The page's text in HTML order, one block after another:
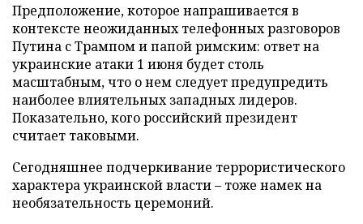
Предположение, которое напрашивается в
контексте неожиданных телефонных разговоров
Путина с Трампом и папой римским: ответ на
украинские атаки 1 июня будет столь
масштабным, что о нем следует предупредить
наиболее влиятельных западных лидеров.
Показательно, кого российский президент
считает таковыми.
Сегодняшнее подчеркивание террористического
характера украинской власти – тоже намек на
необязательность церемоний.